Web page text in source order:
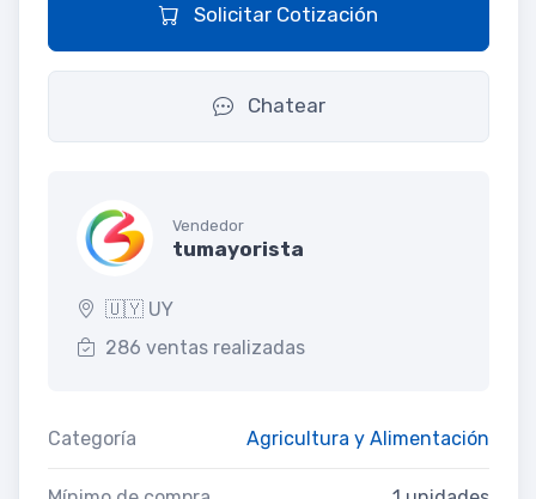
Solicitar Cotización
Chatear
Vendedor
tumayorista
🇺🇾 UY
286 ventas realizadas
Categoría Agricultura y Alimentación